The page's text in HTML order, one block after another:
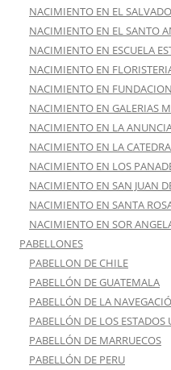
NACIMIENTO EN EL
NACIMIENTO EN EL SANTO
NACIMIENTO EN ESCUELA
NACIMIENTO EN
NACIMIENTO EN FUNDACION
NACIMIENTO EN GALERIAS
NACIMIENTO EN LA
NACIMIENTO EN LA
NACIMIENTO EN LOS
NACIMIENTO EN SAN JUAN
NACIMIENTO EN SANTA
NACIMIENTO EN SOR
PABELLONES
PABELLON DE CHILE
PABELLÓN DE GUATEMALA
PABELLÓN DE LA
PABELLÓN DE LOS ESTADOS
PABELLÓN DE MARRUECOS
PABELLÓN DE PERU